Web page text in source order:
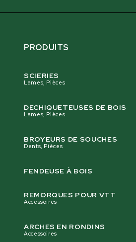
PRODUITS
SCIERIES
Lames, Pièces
DECHIQUETEUSES DE BOIS
Lames, Pièces
BROYEURS DE SOUCHES
Dents, Pièces
FENDEUSE À BOIS
REMORQUES POUR VTT
Accessoires
ARCHES EN RONDINS
Accessoires